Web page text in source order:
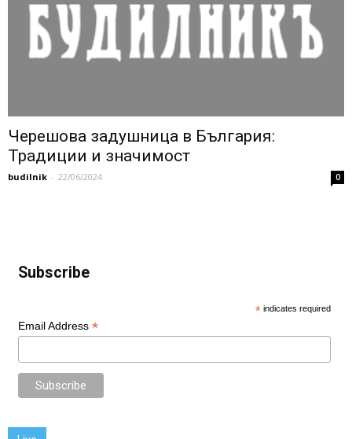
Черешова задушница в България:
Традиции и значимост
budilnik - 22/06/2024 0
Subscribe
* indicates required
Email Address *